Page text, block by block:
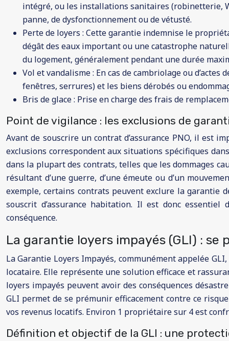
intégré, ou les installations sanitaires (robinetterie,
panne, de dysfonctionnement ou de vétusté.
Perte de loyers : Cette garantie indemnise le
dégât des eaux important ou une catastrophe
du logement, généralement pendant une durée
Vol et vandalisme : En cas de cambriolage ou
fenêtres, serrures) et les biens dérobés ou
Bris de glace : Prise en charge des frais de
Point de vigilance : les exclusions de
Avant de souscrire un contrat d’assurance PNO, il est
exclusions correspondent aux situations spécifiques
dans la plupart des contrats, telles que les dommages
résultant d’une guerre, d’une émeute ou d’un
exemple, certains contrats peuvent exclure la garantie
souscrit d’assurance habitation. Il est donc
conséquence.
La garantie loyers impayés (GLI) :
La Garantie Loyers Impayés, communément appelée
locataire. Elle représente une solution efficace et
loyers impayés peuvent avoir des conséquences
GLI permet de se prémunir efficacement contre ce
vos revenus locatifs. Environ 1 propriétaire sur 4 est
Définition et objectif de la GLI : une